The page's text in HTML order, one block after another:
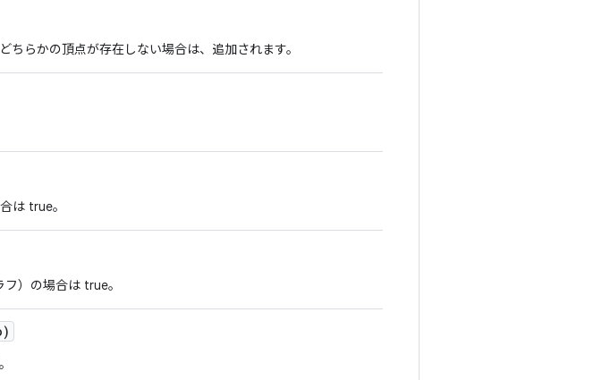
ちらかの頂点が存在しない場合は、追加されます。
は true。
）の場合は true。